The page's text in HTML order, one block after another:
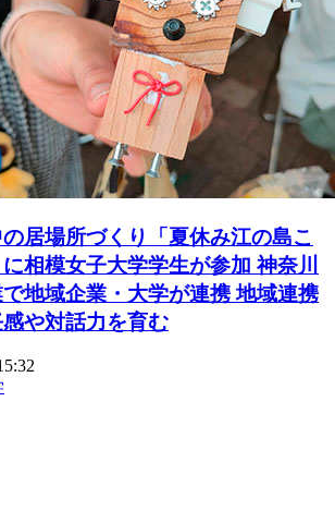
居場所づくり「夏休み江の島こ
相模女子大学学生が参加 神奈川
地域企業・大学が連携 地域連携
や対話力を育む